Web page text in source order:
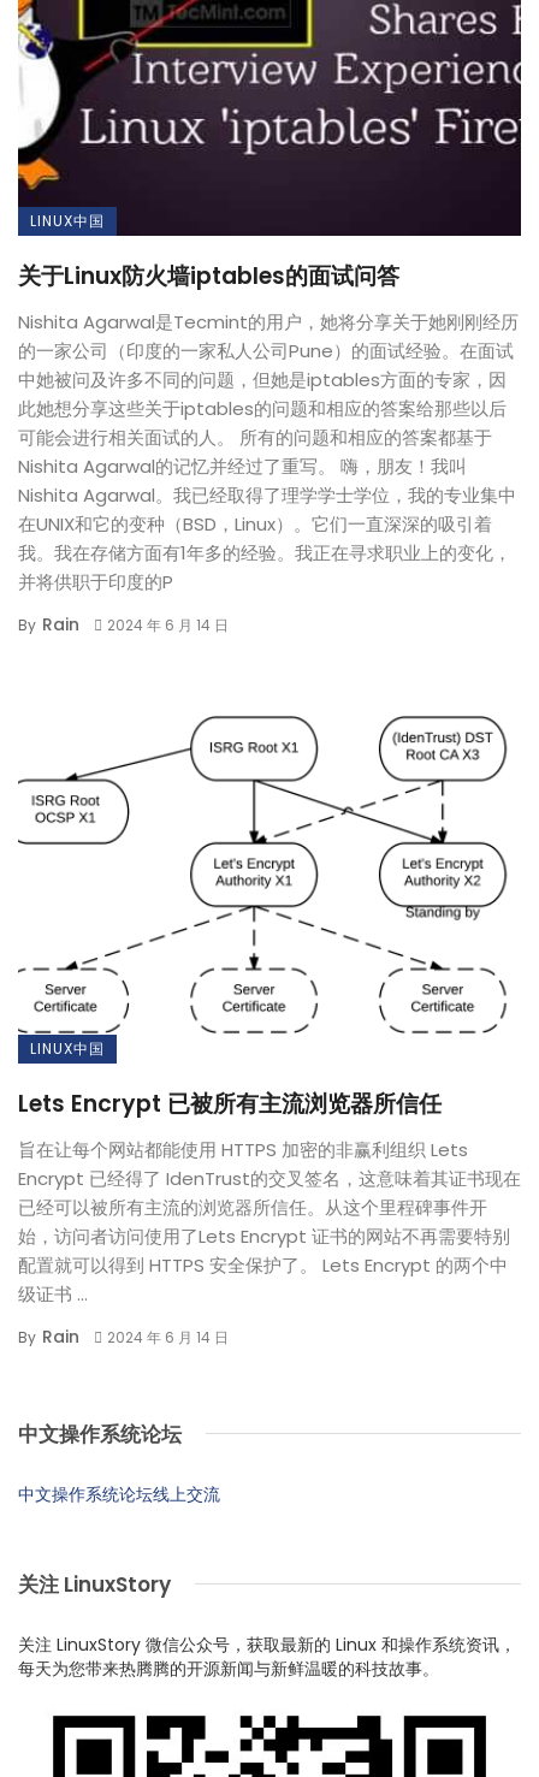
LINUX中国
关于Linux防火墙iptables的面试问答
Nishita Agarwal是Tecmint的用户，她将分享关于她刚刚经历
的一家公司（印度的一家私人公司Pune）的面试经验。在面试
中她被问及许多不同的问题，但她是iptables方面的专家，因
此她想分享这些关于iptables的问题和相应的答案给那些以后
可能会进行相关面试的人。 所有的问题和相应的答案都基于
Nishita Agarwal的记忆并经过了重写。 嗨，朋友！我叫
Nishita Agarwal。我已经取得了理学学士学位，我的专业集中
在UNIX和它的变种（BSD，Linux）。它们一直深深的吸引着
我。我在存储方面有1年多的经验。我正在寻求职业上的变化，
并将供职于印度的P
By Rain 2024 年 6 月 14 日
LINUX中国
Lets Encrypt 已被所有主流浏览器所信任
旨在让每个网站都能使用 HTTPS 加密的非赢利组织 Lets
Encrypt 已经得了 IdenTrust的交叉签名，这意味着其证书现在
已经可以被所有主流的浏览器所信任。从这个里程碑事件开
始，访问者访问使用了Lets Encrypt 证书的网站不再需要特别
配置就可以得到 HTTPS 安全保护了。 Lets Encrypt 的两个中
级证书 ...
By Rain 2024 年 6 月 14 日
中文操作系统论坛
中文操作系统论坛线上交流
关注 LinuxStory
关注 LinuxStory 微信公众号，获取最新的 Linux 和操作系统资讯，
每天为您带来热腾腾的开源新闻与新鲜温暖的科技故事。